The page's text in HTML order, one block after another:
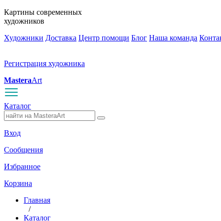
Картины современных
художников
Художники Доставка Центр помощи Блог Наша команда
Регистрация художника
MasteraArt
Каталог
Вход
Сообщения
Избранное
Корзина
Главная
/
Каталог